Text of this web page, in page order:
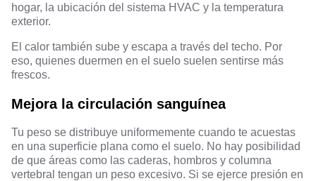
hogar, la ubicación del sistema HVAC y la temperatura
exterior.
El calor también sube y escapa a través del techo. Por
eso, quienes duermen en el suelo suelen sentirse más
frescos.
Mejora la circulación sanguínea
Tu peso se distribuye uniformemente cuando te acuestas
en una superficie plana como el suelo. No hay posibilidad
de que áreas como las caderas, hombros y columna
vertebral tengan un peso excesivo. Si se ejerce presión en